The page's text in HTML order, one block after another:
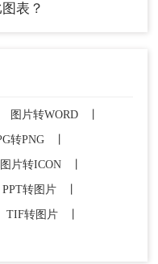
表？
图片转WORD
转PNG
图片转ICON
PPT转图片
TIF转图片